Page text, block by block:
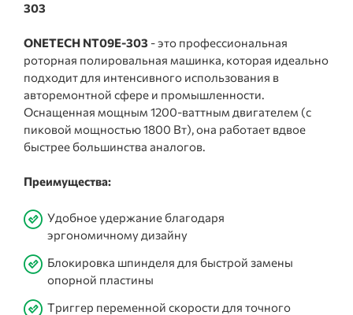
303
ONETECH NT09E-303 - это профессиональная
роторная полировальная машинка, которая идеально
подходит для интенсивного использования в
авторемонтной сфере и промышленности.
Оснащенная мощным 1200-ваттным двигателем (с
пиковой мощностью 1800 Вт), она работает вдвое
быстрее большинства аналогов.
Преимущества:
Удобное удержание благодаря
эргономичному дизайну
Блокировка шпинделя для быстрой замены
опорной пластины
Триггер переменной скорости для точного